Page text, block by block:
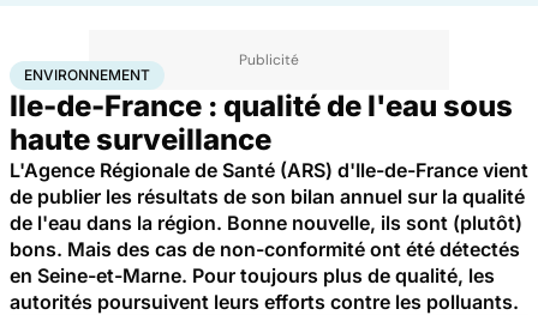
AccueilBien-êtreEnvironnement
ENVIRONNEMENT
Ile-de-France : qualité de l'eau sous
haute surveillance
L'Agence Régionale de Santé (ARS) d'Ile-de-France vient
de publier les résultats de son bilan annuel sur la qualité
de l'eau dans la région. Bonne nouvelle, ils sont (plutôt)
bons. Mais des cas de non-conformité ont été détectés
en Seine-et-Marne. Pour toujours plus de qualité, les
autorités poursuivent leurs efforts contre les polluants.